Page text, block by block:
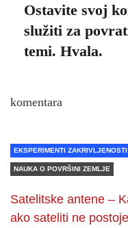
Ostavite svoj
služiti za
temi. Hvala.
komentara
EKSPERIMENTI
NAUKA O POVRŠINI ZEMLJE
Satelitske antene –
ako sateliti ne